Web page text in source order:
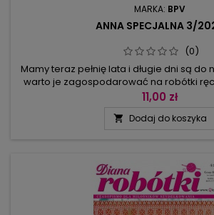
MARKA: BPV
ANNA SPECJALNA 3/
(0)
Mamy teraz pełnię lata i długie dni są do
warto je zagospodarować na robótki
precyzji. Wyjątkowo zamieszczamy
okrążeniach, tak by każdy, kto chce,
11,00 zł
 Dodaj do koszyka